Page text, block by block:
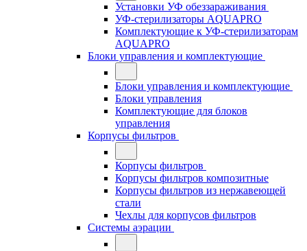
Установки УФ обеззараживания
УФ-стерилизаторы AQUAPRO
Комплектующие к УФ-стерилизаторам
AQUAPRO
Блоки управления и комплектующие
Блоки управления и комплектующие
Блоки управления
Комплектующие для блоков
управления
Корпусы фильтров
Корпусы фильтров
Корпусы фильтров композитные
Корпусы фильтров из нержавеющей
стали
Чехлы для корпусов фильтров
Системы аэрации